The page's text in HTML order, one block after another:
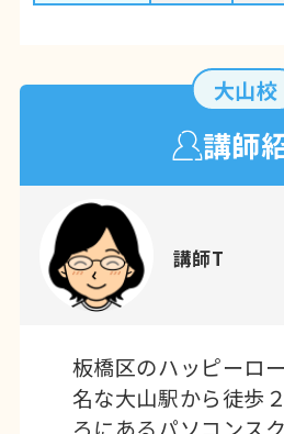
大山校
講師
講師T
板橋区のハッピーロ
名な大山駅から徒歩